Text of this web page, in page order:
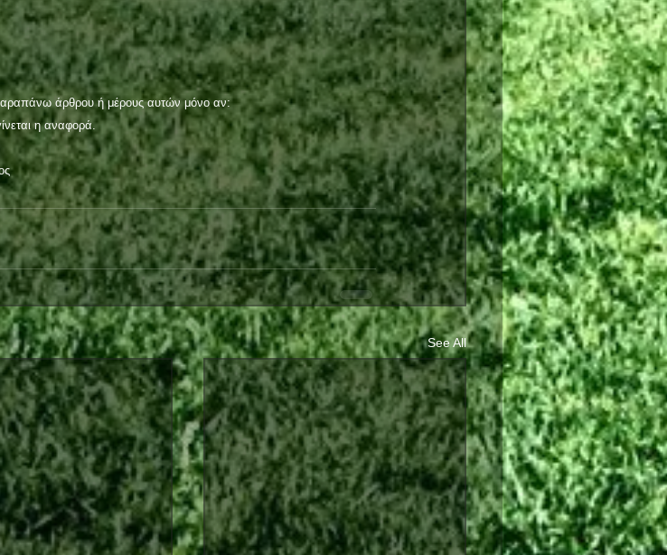
άρθρου ή μέρους αυτών μόνο αν:
η αναφορά.
See All